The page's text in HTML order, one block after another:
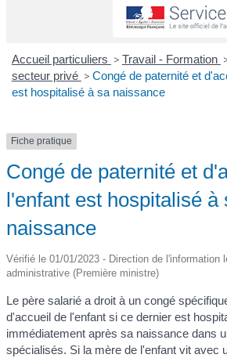
Accueil particuliers > Travail - Formation
secteur privé > Congé de paternité et
est hospitalisé à sa naissance
Fiche pratique
Congé de paternité et
l'enfant est hospitalisé à
naissance
Vérifié le 01/01/2023 - Direction de l'information
administrative (Première ministre)
Le père salarié a droit à un congé
d'accueil de l'enfant si ce dernier est
immédiatement après sa naissance dans
spécialisés. Si la mère de l'enfant vit avec